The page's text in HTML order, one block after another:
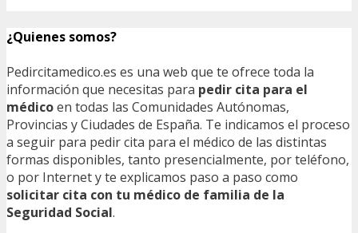
¿Quienes somos?
Pedircitamedico.es es una web que te ofrece toda la
información que necesitas para pedir cita para el
médicoen todas las Comunidades Autónomas,
Provincias y Ciudades de España. Te indicamos el proceso
a seguir para pedir cita para el médico de las distintas
formas disponibles, tanto presencialmente, por teléfono,
o por Internet y te explicamos paso a paso como
solicitar cita con tu médico de familia de la
Seguridad Social.